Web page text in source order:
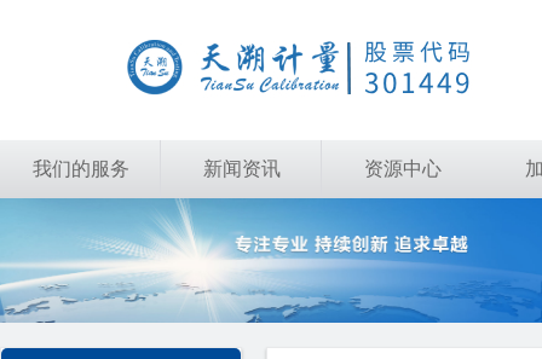
我们的服务 新闻资讯 资源中心